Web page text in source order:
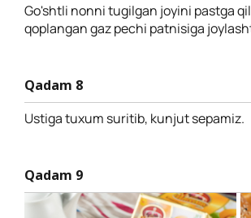
Go'shtli nonni tugilgan joyini pastga
qoplangan gaz pechi patnisiga
Qadam 8
Ustiga tuxum suritib, kunjut sepamiz.
Qadam 9